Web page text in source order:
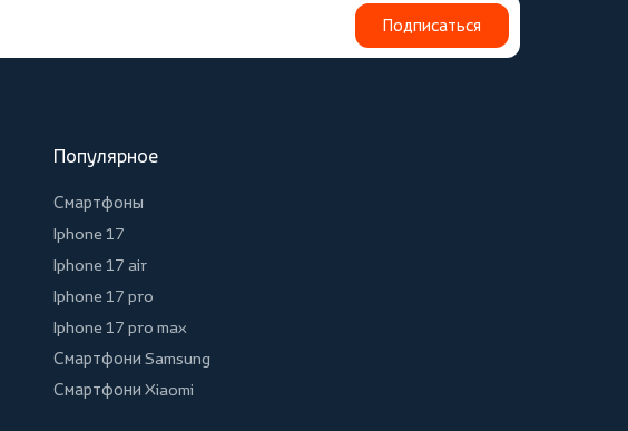
Подписаться
Популярное
Смартфоны
Iphone 17
Iphone 17 air
Iphone 17 pro
Iphone 17 pro max
Смартфони Samsung
Смартфони Xiaomi